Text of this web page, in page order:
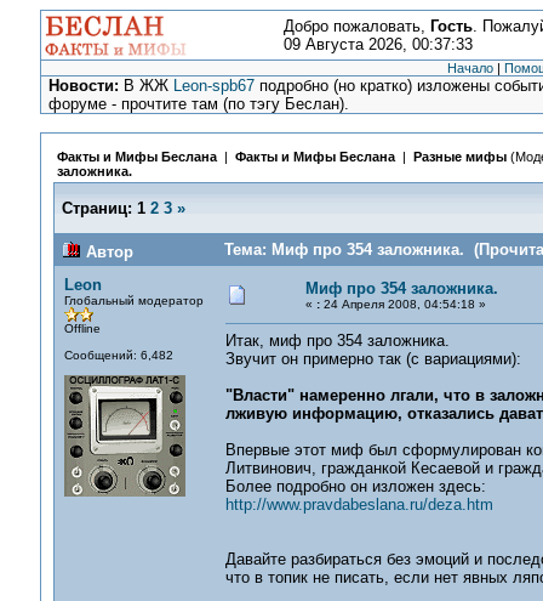
Добро пожаловать, Гость.
09 Августа 2026, 00:37:33
Начало |
Новости: В ЖЖ Leon-spb67 подробно (но кратко) изложены
форуме - прочтите там (по тэгу Беслан).
Факты и Мифы Беслана| Факты и Мифы Беслана| Разные мифы
заложника.
Страниц: 1 2 3 »
Автор
Тема: Миф про 354 заложника.
Leon
Глобальный модератор
Offline
Сообщений: 6,482
Миф про 354 заложника.
« :24 Апреля 2008, 04:54:18 »
Итак, миф про 354 заложника.
Звучит он примерно так (с вариациями):
"Власти" намеренно лгали, что в
лживую информацию, отказались
Впервые этот миф был сформулирован
Литвинович, гражданкой Кесаевой и
Более подробно он изложен здесь:
http://www.pravdabeslana.ru/deza.htm
Давайте разбираться без эмоций и
что в топик не писать, если нет явных